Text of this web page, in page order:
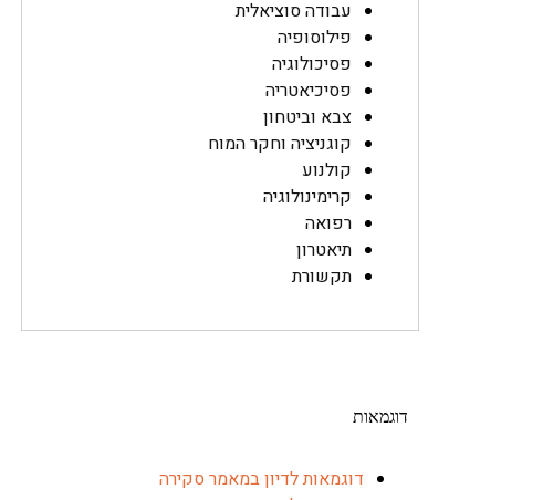
עבודה סוציאלית
פילוסופיה
פסיכולוגיה
פסיכיאטריה
צבא וביטחון
קוגניציה וחקר המוח
קולנוע
קרימינולוגיה
רפואה
תיאטרון
תקשורת
דוגמאות
דוגמאות לדיון במאמר סקירה